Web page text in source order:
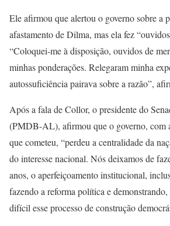
Ele afirmou que alertou o governo sobre a
afastamento de Dilma, mas ela fez
“Coloquei-me à disposição, ouvidos de
minhas ponderações. Relegaram minha
autossuficiência pairava sobre a razão”,
Após a fala de Collor, o presidente do
(PMDB-AL), afirmou que o governo, com
que cometeu, “perdeu a centralidade da
do interesse nacional. Nós deixamos de
anos, o aperfeiçoamento institucional,
fazendo a reforma política e
difícil esse processo de construção